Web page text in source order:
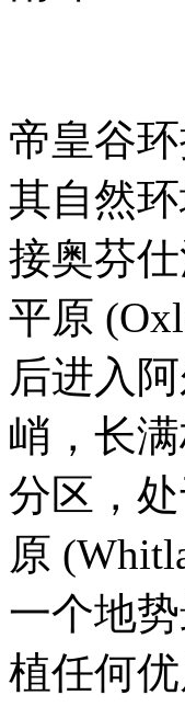
帝皇谷
其自然
接奥芬
平原
后进入
峭，长
分区，
原
一个地
植任何